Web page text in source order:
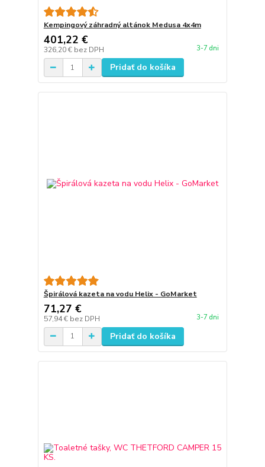
Kempingový záhradný altánok Medusa 4x4m
401,22 €
326,20 € bez DPH 3-7 dni
Pridať do košíka
Špirálová kazeta na vodu Helix - GoMarket
71,27 €
57,94 € bez DPH 3-7 dni
Pridať do košíka